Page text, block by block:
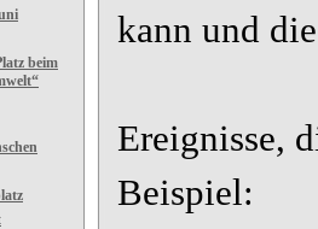
beim
kann und
Ereignisse,
Beispiel: